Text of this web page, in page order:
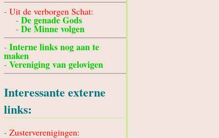
- Uit de verborgen Schat:
- De genade Gods
- De Minne volgen
- Interne links nog aan te
maken
- Vereniging van gelovigen
Interessante externe
links:
- Zusterverenigingen: